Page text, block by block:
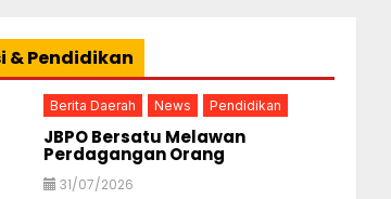
& Pendidikan
Berita Daerah News Pendidikan
JBPO Bersatu Melawan
Perdagangan Orang
31/07/2026